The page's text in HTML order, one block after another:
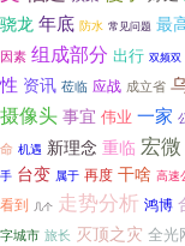
骁龙 年底 防水 常见问题 最
因素 组成部分 出行 双频双
性 资讯 莅临 应战 成立省
摄像头 事宜 伟业 一家
命 机遇 新理念 重临 宏微
手 台变 属于 再度 干啥 高速
看到 几个 走势分析 鸿博
字城市 旅长 灭顶之灾 全光